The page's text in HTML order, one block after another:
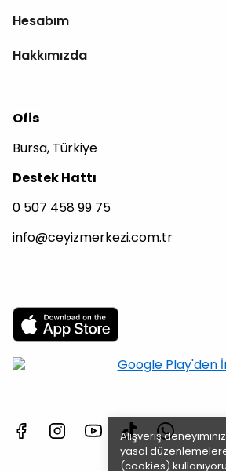
Alışveriş
yasal
(cookies)
Hesabım
Hakkımızda
Ofis
Bursa, Türkiye
Destek Hattı
0 507 458 99 75
info@ceyizmerkezi.com.tr